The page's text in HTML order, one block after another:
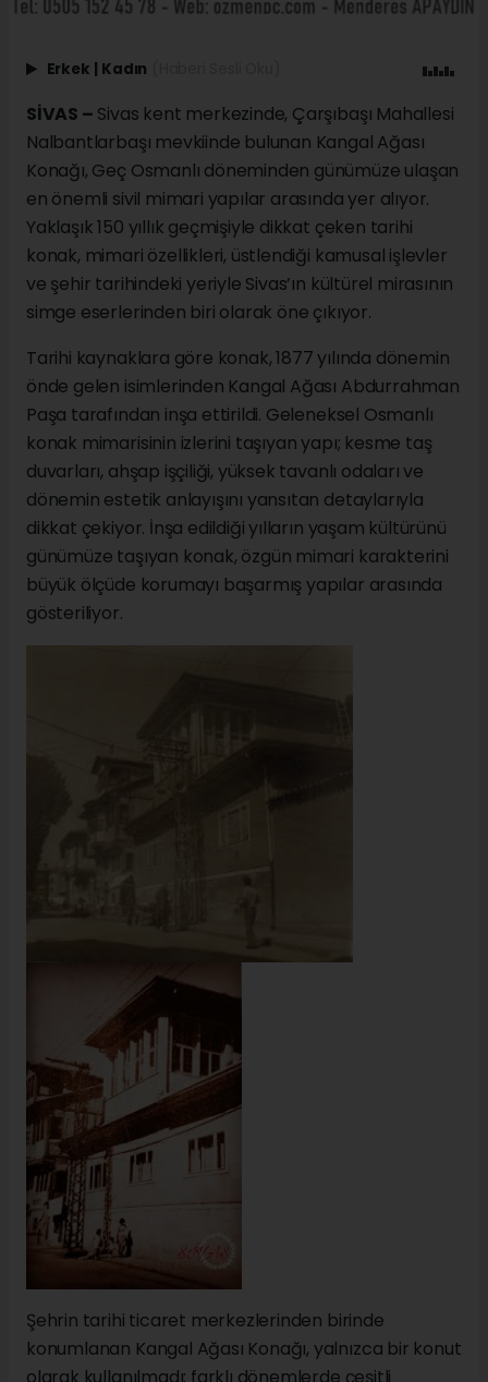
Erkek | Kadın
SİVAS – Sivas kent merkezinde, Çarşıbaşı Mahallesi
Nalbantlarbaşı mevkiinde bulunan Kangal Ağası
Konağı, Geç Osmanlı döneminden günümüze ulaşan
en önemli sivil mimari yapılar arasında yer alıyor.
Yaklaşık 150 yıllık geçmişiyle dikkat çeken tarihi
konak, mimari özellikleri, üstlendiği kamusal işlevler
ve şehir tarihindeki yeriyle Sivas’ın kültürel mirasının
simge eserlerinden biri olarak öne çıkıyor.
Tarihi kaynaklara göre konak, 1877 yılında dönemin
önde gelen isimlerinden Kangal Ağası Abdurrahman
Paşa tarafından inşa ettirildi. Geleneksel Osmanlı
konak mimarisinin izlerini taşıyan yapı; kesme taş
duvarları, ahşap işçiliği, yüksek tavanlı odaları ve
dönemin estetik anlayışını yansıtan detaylarıyla
dikkat çekiyor. İnşa edildiği yılların yaşam kültürünü
günümüze taşıyan konak, özgün mimari karakterini
büyük ölçüde korumayı başarmış yapılar arasında
gösteriliyor.
Şehrin tarihi ticaret merkezlerinden birinde
konumlanan Kangal Ağası Konağı, yalnızca bir konut